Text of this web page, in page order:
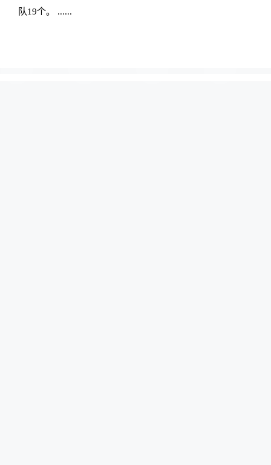
11个，教育部创新团队19个。 学校贯彻建设“学生、学者与学
队19个。 ......